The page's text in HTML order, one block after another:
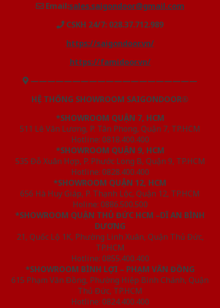
Email:sales.saigondoor@gmail.com
CSKH 24/7: 028.37.712.989
https://saigondoor.vn/
https://famidoor.vn/
————————————————————
HỆ THỐNG SHOWROOM SAIGONDOOR®
*SHOWROOM QUẬN 7, HCM
511 Lê Văn Lương, P. Tân Phong, Quận 7, TP.HCM
Hotline: 0818.400.400
*SHOWROOM QUẬN 9, HCM
535 Đỗ Xuân Hợp, P. Phước Long B, Quận 9, TP.HCM
Hotline: 0828.400.400
*SHOWROOM QUẬN 12, HCM
656 Hà Huy Giáp, P. Thạnh Lộc, Quận 12, TP.HCM
Holine: 0886.500.500
*SHOWROOM QUẬN THỦ ĐỨC HCM –DĨ AN BÌNH
DƯƠNG
21, Quốc Lộ 1K, Phường Linh Xuân, Quận Thủ Đức,
TP.HCM
Hotline: 0855.400.400
*SHOWROOM BÌNH LỢI – PHẠM VĂN ĐỒNG
615 Phạm Văn Đồng, Phường Hiệp Bình Chánh, Quận
Thủ Đức, TP.HCM
Hotline: 0824.400.400